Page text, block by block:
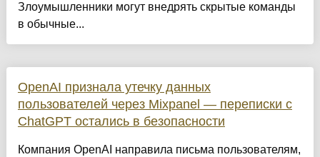
Злоумышленники могут внедрять скрытые команды
в обычные...
OpenAI признала утечку данных
пользователей через Mixpanel — переписки с
ChatGPT остались в безопасности
Компания OpenAI направила письма пользователям,